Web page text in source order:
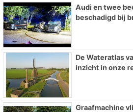
Audi en twee
beschadigd bij
De Wateratlas
inzicht in onze
Graafmachine